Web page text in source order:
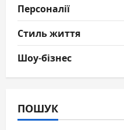
Персоналії
Стиль життя
Шоу-бізнес
ПОШУК